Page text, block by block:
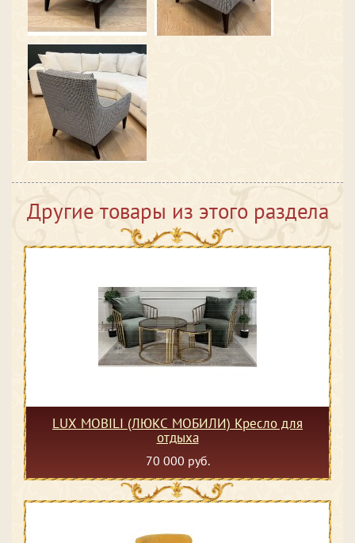
Другие товары из этого раздела
LUX MOBILI (ЛЮКС МОБИЛИ) Кресло для
отдыха
70 000 руб.